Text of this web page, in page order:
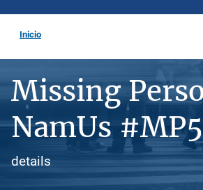
Inicio
Missing
NamUs
details